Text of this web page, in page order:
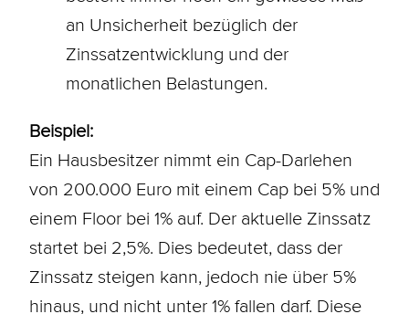
an Unsicherheit bezüglich der
Zinssatzentwicklung und der
monatlichen Belastungen.
Beispiel:
Ein Hausbesitzer nimmt ein Cap-Darlehen
von 200.000 Euro mit einem Cap bei 5% und
einem Floor bei 1% auf. Der aktuelle Zinssatz
startet bei 2,5%. Dies bedeutet, dass der
Zinssatz steigen kann, jedoch nie über 5%
hinaus, und nicht unter 1% fallen darf. Diese